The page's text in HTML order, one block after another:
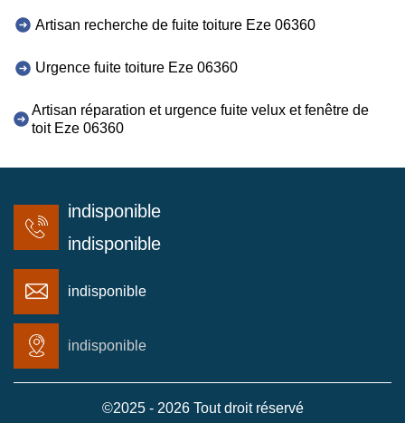
Artisan recherche de fuite toiture Eze 06360
Urgence fuite toiture Eze 06360
Artisan réparation et urgence fuite velux et fenêtre de
toit Eze 06360
indisponible
indisponible
indisponible
indisponible
©2025 - 2026 Tout droit réservé